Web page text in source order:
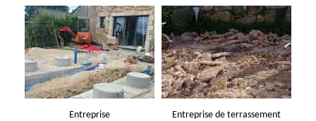
Entreprise
Entreprise de terrassement